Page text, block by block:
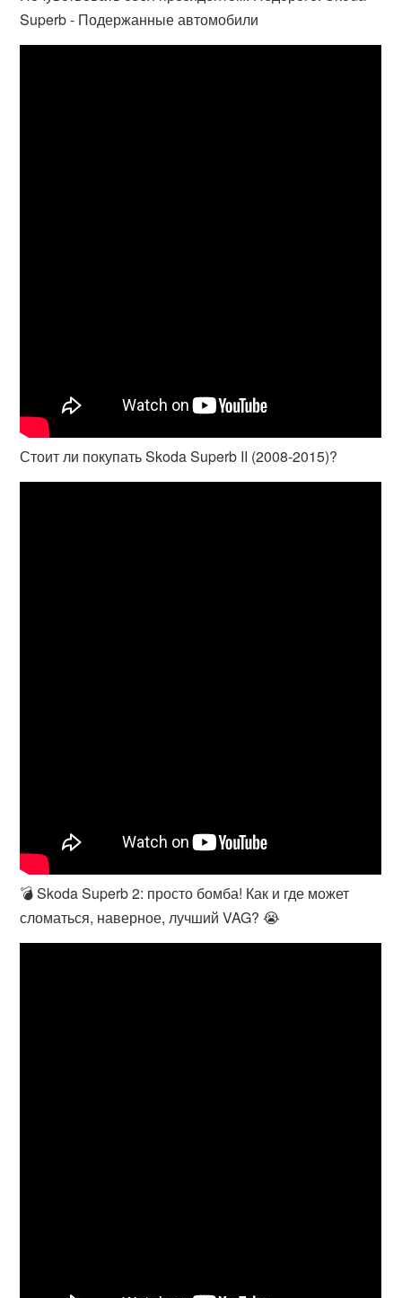
Superb - Подержанные автомобили
Стоит ли покупать Skoda Superb II (2008-2015)?
💣 Skoda Superb 2: просто бомба! Как и где может
сломаться, наверное, лучший VAG? 😭